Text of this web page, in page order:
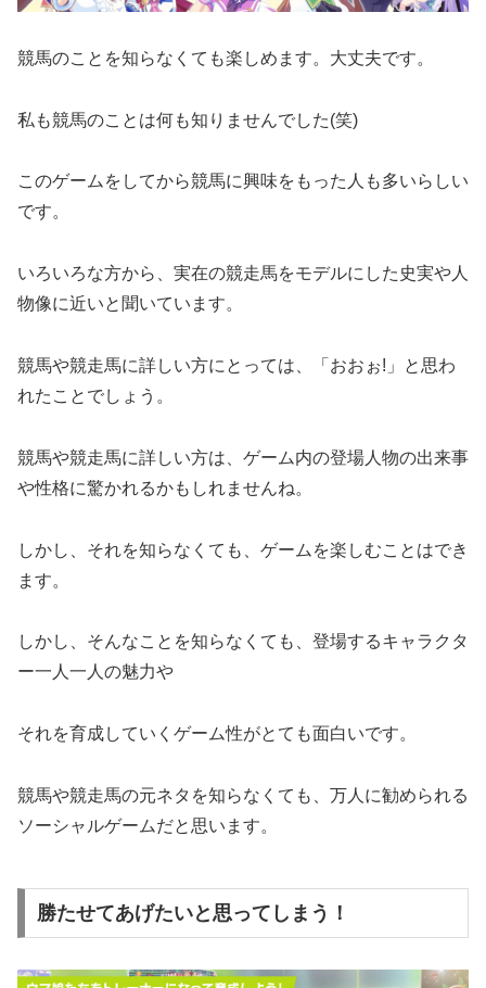
競馬のことを知らなくても楽しめます。大丈夫です。
私も競馬のことは何も知りませんでした(笑)
このゲームをしてから競馬に興味をもった人も多いらしい
です。
いろいろな方から、実在の競走馬をモデルにした史実や人
物像に近いと聞いています。
競馬や競走馬に詳しい方にとっては、「おおぉ!」と思わ
れたことでしょう。
競馬や競走馬に詳しい方は、ゲーム内の登場人物の出来事
や性格に驚かれるかもしれませんね。
しかし、それを知らなくても、ゲームを楽しむことはでき
ます。
しかし、そんなことを知らなくても、登場するキャラクタ
ー一人一人の魅力や
それを育成していくゲーム性がとても面白いです。
競馬や競走馬の元ネタを知らなくても、万人に勧められる
ソーシャルゲームだと思います。
勝たせてあげたいと思ってしまう！